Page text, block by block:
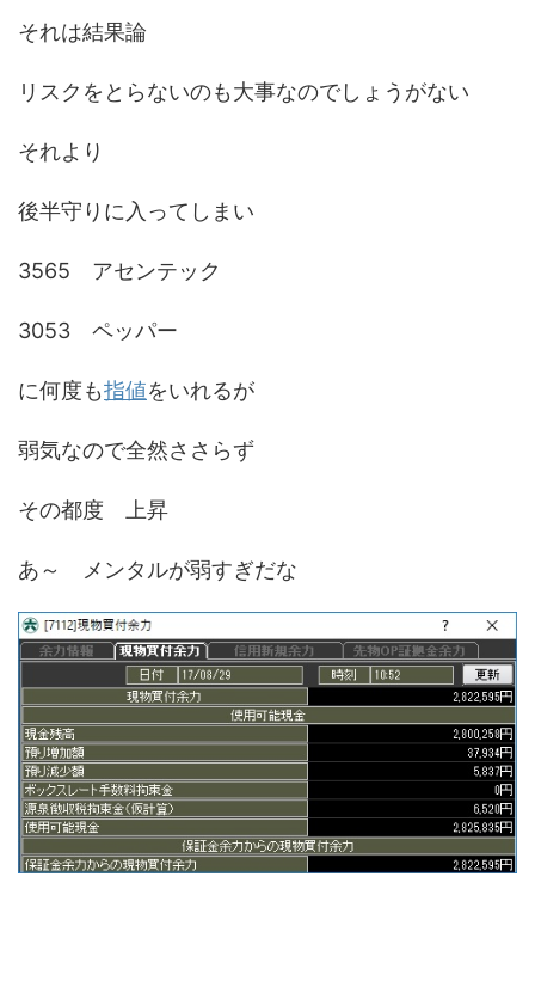
それは結果論
リスクをとらないのも大事なのでしょうがない
それより
後半守りに入ってしまい
3565 アセンテック
3053 ペッパー
に何度も指値をいれるが
弱気なので全然ささらず
その都度 上昇
あ～ メンタルが弱すぎだな